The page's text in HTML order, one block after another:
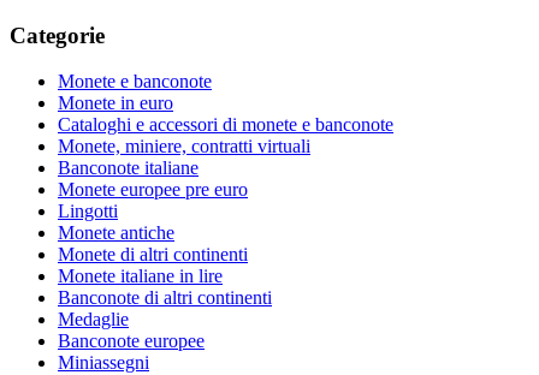
Categorie
Monete e banconote
Monete in euro
Cataloghi e accessori di monete e banconote
Monete, miniere, contratti virtuali
Banconote italiane
Monete europee pre euro
Lingotti
Monete antiche
Monete di altri continenti
Monete italiane in lire
Banconote di altri continenti
Medaglie
Banconote europee
Miniassegni